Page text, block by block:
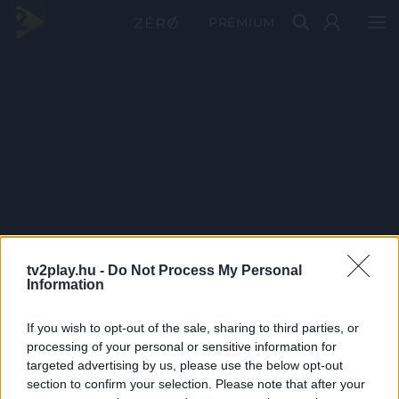
tv2play.hu - Do Not Process My Personal
Information
If you wish to opt-out of the sale, sharing to third parties, or
processing of your personal or sensitive information for
targeted advertising by us, please use the below opt-out
section to confirm your selection. Please note that after your